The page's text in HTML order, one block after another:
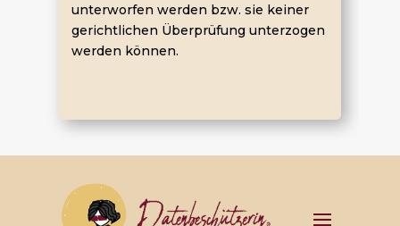
unterworfen werden bzw. sie keiner
gerichtlichen Überprüfung unterzogen
werden können.